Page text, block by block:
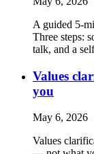
A guided 5-
Three steps:
talk, and a
Values
you
May 6, 2026
Values